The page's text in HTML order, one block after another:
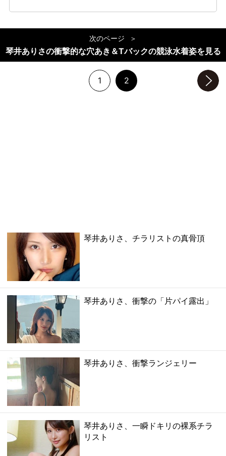
次のページ
琴井ありさの衝撃的な穴あき＆Tバックの競泳水着姿を見る
1 2
琴井ありさ、チラリストの真骨頂
琴井ありさ、衝撃の「片パイ露出」
琴井ありさ、衝撃ランジェリー
琴井ありさ、一瞬ドキリの裸系チラ
リスト